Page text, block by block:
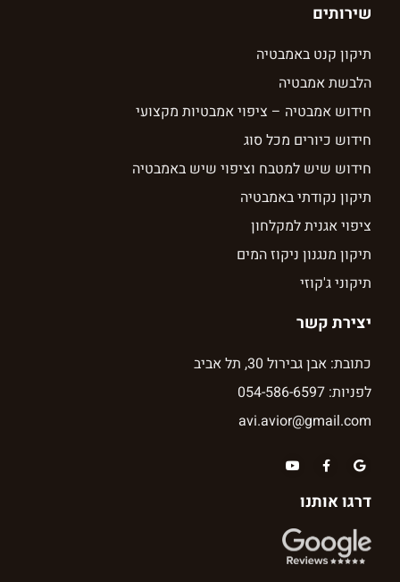
שירותים
תיקון קנט באמבטיה
הלבשת אמבטיה
חידוש אמבטיה – ציפוי אמבטיות מקצועי
חידוש כיורים מכל סוג
חידוש שיש למטבח וציפוי שיש באמבטיה
תיקון נקודתי באמבטיה
ציפוי אגנית למקלחון
תיקון מנגנון ניקוז המים
תיקוני ג'קוזי
יצירת קשר
כתובת: אבן גבירול 30, תל אביב
לפניות: 054-586-6597
avi.avior@gmail.com
דרגו אותנו